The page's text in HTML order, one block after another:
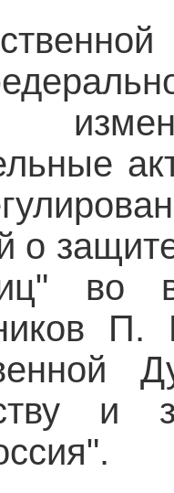
о
во
П.
и